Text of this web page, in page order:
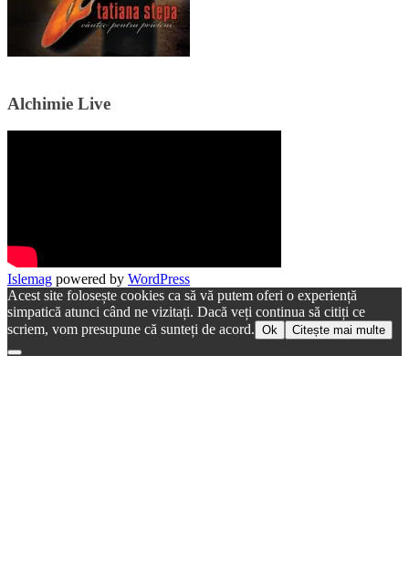
Alchimie Live
Islemag powered by WordPress
Acest site folosește cookies ca să vă putem oferi o experiență
simpatică atunci când ne vizitați. Dacă veți continua să citiți ce
scriem, vom presupune că sunteți de acord. Ok Citește mai multe